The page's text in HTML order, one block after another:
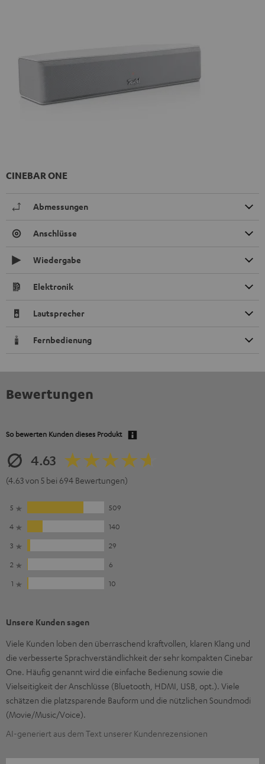
CINEBAR ONE
Abmessungen
Anschlüsse
Wiedergabe
Elektronik
Lautsprecher
Fernbedienung
Bewertungen
So bewerten Kunden dieses Produkt
4.63
(4.63 von 5 bei 694 Bewertungen)
5
509
4
140
3
29
2
6
1
10
Unsere Kunden sagen
Viele Kunden loben den überraschend kraftvollen, klaren Klang und
die verbesserte Sprachverständlichkeit der sehr kompakten Cinebar
One. Häufig genannt wird die einfache Bedienung sowie die
Vielseitigkeit der Anschlüsse (Bluetooth, HDMI, USB, opt.). Viele
schätzen die platzsparende Bauform und die nützlichen Soundmodi
(Movie/Music/Voice).
AI-generiert aus dem Text unserer Kundenrezensionen